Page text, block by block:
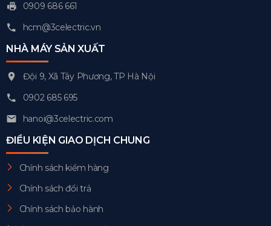
0909 686 661
hcm@3celectric.vn
NHÀ MÁY SẢN XUẤT
Đội 9, Xã Tây Phương, TP Hà Nội
0902 685 695
hanoi@3celectric.com
ĐIỀU KIỆN GIAO DỊCH CHUNG
Chính sách kiểm hàng
Chính sách đổi trả
Chính sách bảo hành